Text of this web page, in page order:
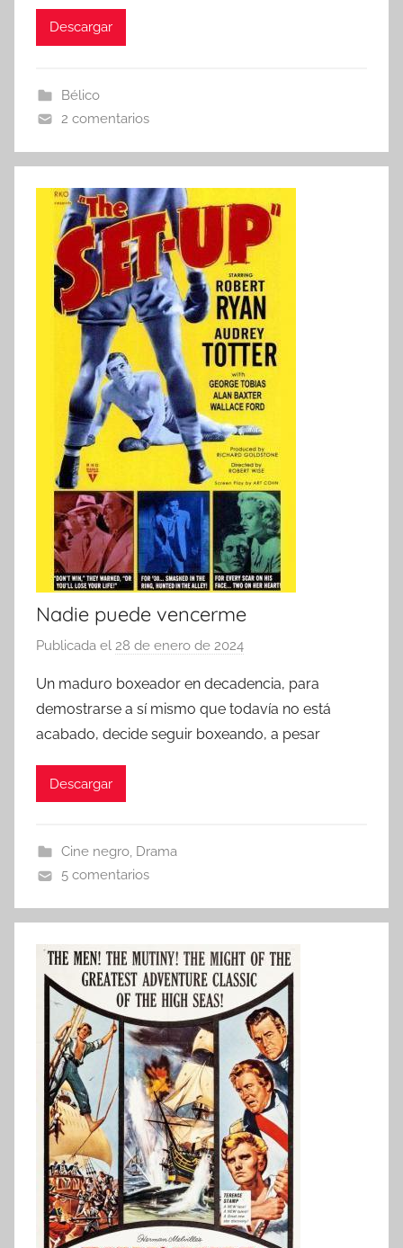
Descargar
Bélico
2 comentarios
Nadie puede vencerme
Publicada el 28 de enero de 2024
r
Un maduro boxeador en decadencia, para
demostrarse a sí mismo que todavía no está
acabado, decide seguir boxeando, a pesar
Descargar
Cine negro, Drama
5 comentarios